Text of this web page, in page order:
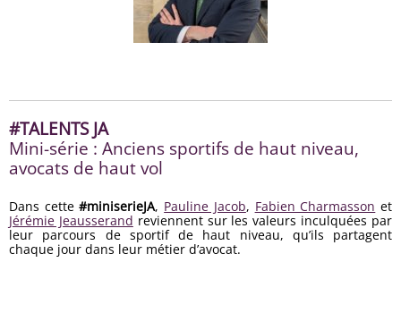
#TALENTS JA
Mini-série : Anciens sportifs de haut niveau,
avocats de haut vol
Dans cette#miniserieJA, Pauline Jacob, Fabien Charmasson et
Jérémie Jeausserand reviennent sur les valeurs inculquées par
leur parcours de sportif de haut niveau, qu’ils partagent
chaque jour dans leur métier d’avocat.